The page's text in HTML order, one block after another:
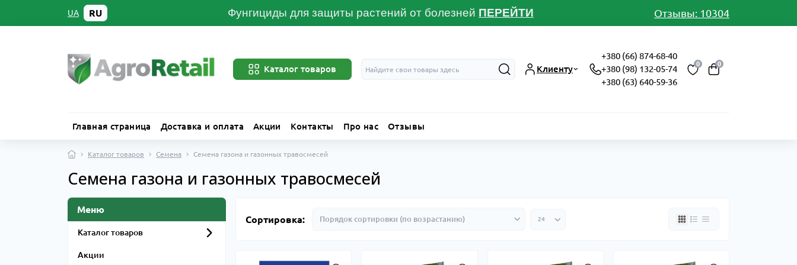
UA RU Фунгициды для защиты растений от болезней ПЕРЕЙТИ Отзывы: 10304
Каталог товаров Клиенту
+380 (66) 874-68-40
+380 (98) 132-05-74
+380 (63) 640-59-36
0 0
Главная страница Доставка и оплата Акции Контакты Про нас Отзывы
Каталог товаров Семена Семена газона и газонных травосмесей
Семена газона и газонных травосмесей
Меню
Каталог товаров
Акции
Сортировка: